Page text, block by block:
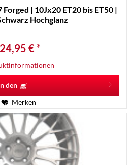
Forged | 10Jx20 ET20 bis ET50 |
Hochglanz
€ *
den
Merken